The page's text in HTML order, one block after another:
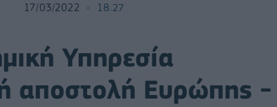
17/03/2022 18:27
Υπηρεσία
αποστολή Ευρώπης -